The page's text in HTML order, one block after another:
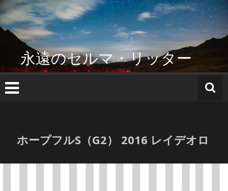
コ
ン
テ
へ
ス
キ
永遠のセルマ・リッター
ホープフルS（G2） 2016 レイデオロ